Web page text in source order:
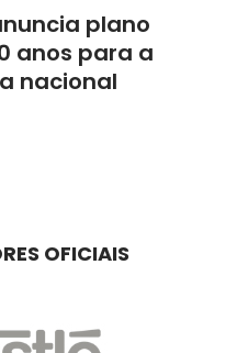
plano
anos para a
nacional
OFICIAIS